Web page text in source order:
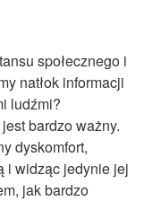
społecznego i
natłok informacji
ludźmi?
bardzo ważny.
dyskomfort,
i widząc jedynie jej
jak bardzo